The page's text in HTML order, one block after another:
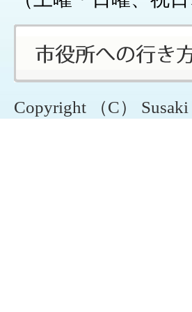
Copyright （C）